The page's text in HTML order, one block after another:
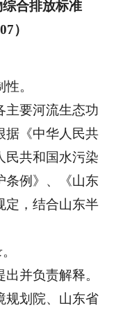
合排放标准
）
。
主要河流生态功
据《中华人民共
民共和国水污染
条例》、《山东
定，结合山东半
并负责解释。
规划院、山东省